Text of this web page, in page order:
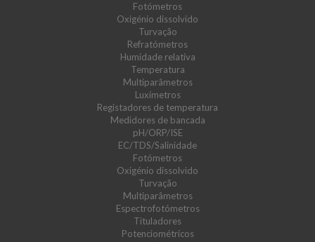
Fotómetros
Oxigénio dissolvido
Turvação
Refratómetros
Humidade relativa
Temperatura
Multiparâmetros
Luxímetros
Registadores de temperatura
Medidores de bancada
pH/ORP/ISE
EC/TDS/Salinidade
Fotómetros
Oxigénio dissolvido
Turvação
Multiparâmetros
Espectrofotómetros
Tituladores
Potenciométricos